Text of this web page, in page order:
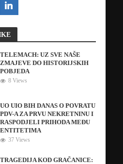
TELEMACH: UZ SVE NAŠE
ZMAJEVE DO HISTORIJSKIH
POBJEDA
8 Views
UO UIO BIH DANAS O POVRATU
PDV-A ZA PRVU NEKRETNINU I
RASPODJELI PRIHODA MEĐU
ENTITETIMA
37 Views
TRAGEDIJA KOD GRAČANICE: